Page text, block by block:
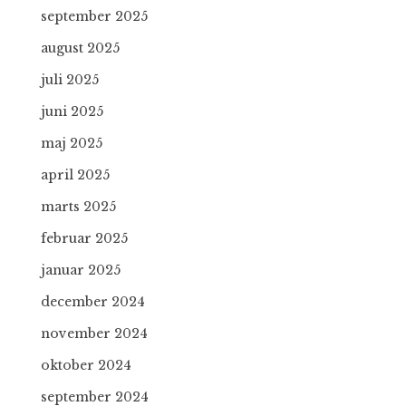
september 2025
august 2025
juli 2025
juni 2025
maj 2025
april 2025
marts 2025
februar 2025
januar 2025
december 2024
november 2024
oktober 2024
september 2024